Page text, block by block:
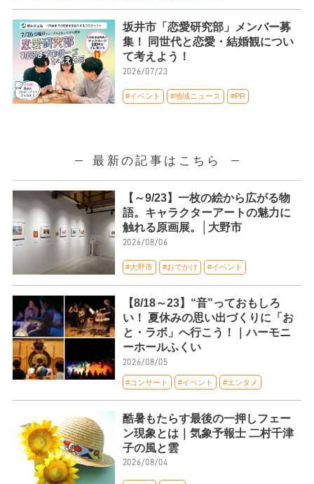
坂井市「恋愛研究部」メンバー募
集！ 同世代と恋愛・結婚観につい
て考えよう！
2026/07/23
#イベント #地域ニュース #PR
最新の記事はこちら
【～9/23】一枚の絵から広がる物
語。キャラクターアートの魅力に
触れる原画展。│大野市
2026/08/06
#大野市 #おでかけ #イベント
【8/18～23】“音”っておもしろ
い！ 夏休みの思い出づくりに「お
と・ラボ」へ行こう！｜ハーモニ
ーホールふくい
2026/08/05
#コンサート #イベント #エンタメ
酷暑もたらす最後の一押しフェー
ン現象とは｜気象予報士 二村千津
子の風と雲
2026/08/04